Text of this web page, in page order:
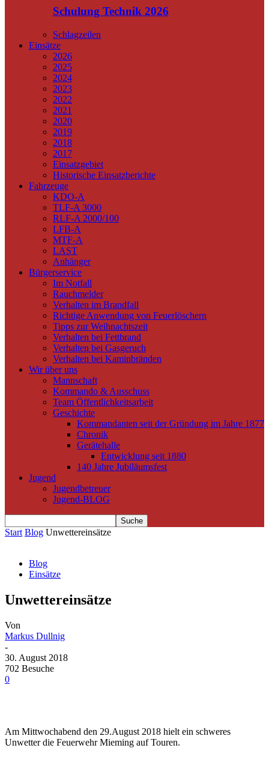
Schulung Technik 2026
Schlagzeilen
Einsätze
2026
2025
2024
2023
2022
2021
2020
2019
2018
2017
Einsatzgebiet
Historische Einsatzberichte
Fahrzeuge
KDO-A
TLF-A 3000
RLF-A 2000/100
LFB-A
MTF-A
LAST
Anhänger
Bürgerservice
Im Notfall
Rauchmelder
Verhalten im Brandfall
Richtige Anwendung von Feuerlöschern
Tipps zur Weihnachtszeit
Verhalten bei Fettbrand
Verhalten bei Gasgeruch
Verhalten bei Kaminbränden
Wir über uns
Mannschaft
Kommando & Ausschuss
Team Öffentlichkeitsarbeit
Geschichte
Kommandanten seit der Gründung im Jahre 1877
Chronik
Gerätehalle
Entwicklung seit 1880
140 Jahre Jubiläumsfest
Jugend
Jugendbetreuer
Jugend-BLOG
Start Blog Unwettereinsätze
Blog
Einsätze
Unwettereinsätze
Von
Markus Dullnig
-
30. August 2018
702 Besuche
0
Am Mittwochabend den 29.August 2018 hielt ein schweres
Unwetter die Feuerwehr Mieming auf Touren.